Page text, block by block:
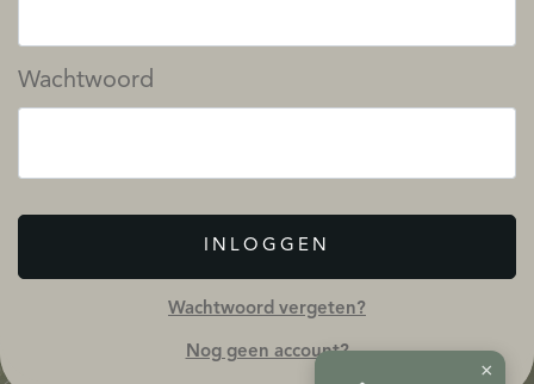
Wachtwoord
INLOGGEN
Wachtwoord vergeten?
Nog geen account?
×